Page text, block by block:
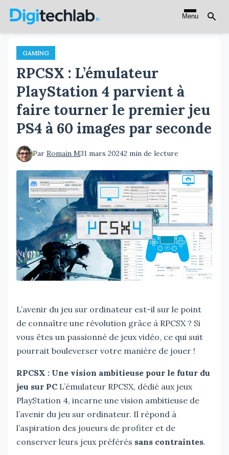
Aller
principal
Menu
GAMING
RPCSX : L’émulateur
PlayStation 4 parvient à
faire tourner le premier jeu
PS4 à 60 images par seconde
Par Romain M31 mars 20242 min de lecture
L’avenir du jeu sur ordinateur est-il sur le point
de connaître une révolution grâce à RPCSX ? Si
vous êtes un passionné de jeux vidéo, ce qui suit
pourrait bouleverser votre manière de jouer !
RPCSX : Une vision ambitieuse pour le futur du
jeu sur PC L’émulateur RPCSX, dédié aux jeux
PlayStation 4, incarne une vision ambitieuse de
l’avenir du jeu sur ordinateur. Il répond à
l’aspiration des joueurs de profiter et de
conserver leurs jeux préférés sans contraintes.